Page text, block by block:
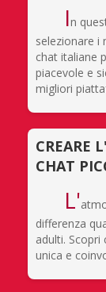
In
selezionare i
chat italiane
piacevole e
migliori
CREARE
CHAT
L'
differenza
adulti. Scopri
unica e